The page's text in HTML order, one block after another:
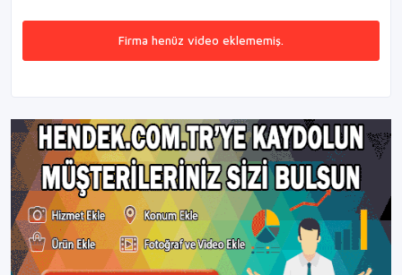
Firma henüz video eklememiş.